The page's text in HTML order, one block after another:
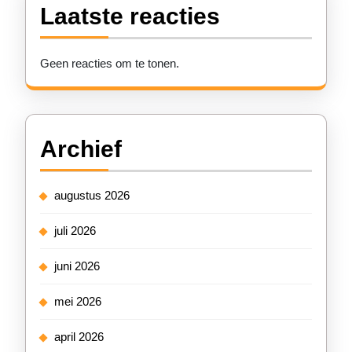
Laatste reacties
Geen reacties om te tonen.
Archief
augustus 2026
juli 2026
juni 2026
mei 2026
april 2026